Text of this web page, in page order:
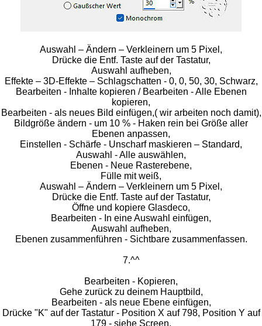
Auswahl – Ändern – Verkleinern um 5 Pixel,
Drücke die Entf. Taste auf der Tastatur,
Auswahl aufheben,
Effekte – 3D-Effekte – Schlagschatten - 0, 0, 50, 30, Schwarz,
Bearbeiten - Inhalte kopieren / Bearbeiten - Alle Ebenen
kopieren,
Bearbeiten - als neues Bild einfügen,( wir arbeiten noch damit),
Bildgröße ändern - um 10 % - Haken rein bei Größe aller
Ebenen anpassen,
Einstellen - Schärfe - Unscharf maskieren – Standard,
Auswahl - Alle auswählen,
Ebenen - Neue Rasterebene,
Fülle mit weiß,
Auswahl – Ändern – Verkleinern um 5 Pixel,
Drücke die Entf. Taste auf der Tastatur,
Öffne und kopiere Glasdeco,
Bearbeiten - In eine Auswahl einfügen,
Auswahl aufheben,
Ebenen zusammenführen - Sichtbare zusammenfassen.
7.^^
Bearbeiten - Kopieren,
Gehe zurück zu deinem Hauptbild,
Bearbeiten - als neue Ebene einfügen,
Drücke "K" auf der Tastatur - Position X auf 798, Position Y auf
179 - siehe Screen,